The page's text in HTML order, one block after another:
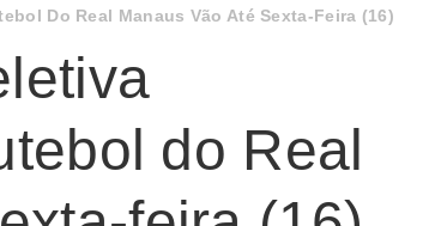
Do Real Manaus Vão Até Sexta-Feira (16)
do Real